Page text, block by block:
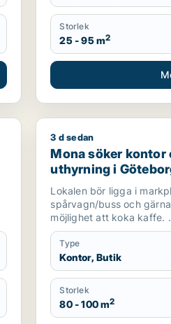
Storlek
25 - 95 m2
Mona söker kontor
3 d sedan
Mona söker kontor
uthyrning i
Lokalen bör ligga i
spårvagn/buss och
möjlighet att koka kaffe.
Type
Kontor, Butik
Storlek
80 - 100 m2